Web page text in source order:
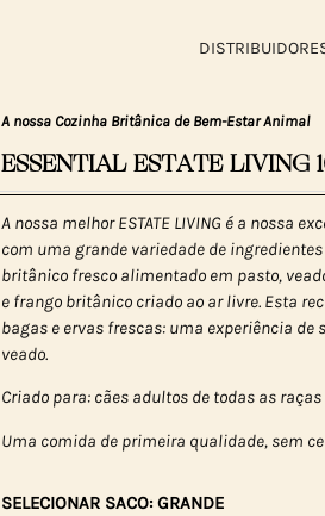
A nossa Cozinha Britânica de Bem-Estar Animal
ESSENTIAL ESTATE LIVING
A nossa melhor ESTATE LIVING é a nossa
com uma grande variedade de
britânico fresco alimentado em pasto,
e frango britânico criado ao ar livre. Esta
bagas e ervas frescas: uma experiência
veado.
Criado para: cães adultos de todas as
Uma comida de primeira qualidade, sem
SELECIONAR SACO: GRANDE